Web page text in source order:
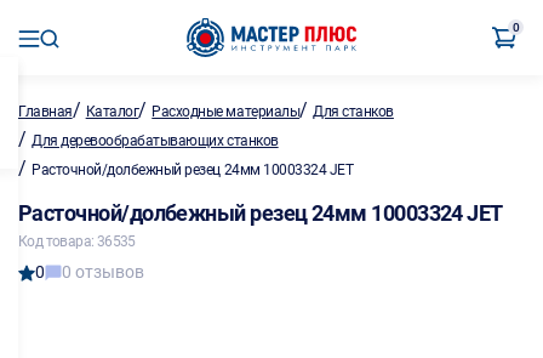
0
Главная/ Каталог/ Расходные материалы/Для станков
/ Для деревообрабатывающих станков
/ Расточной/долбежный резец 24мм 10003324 JET
Расточной/долбежный резец 24мм 10003324 JET
Код товара: 36535
0 0 отзывов